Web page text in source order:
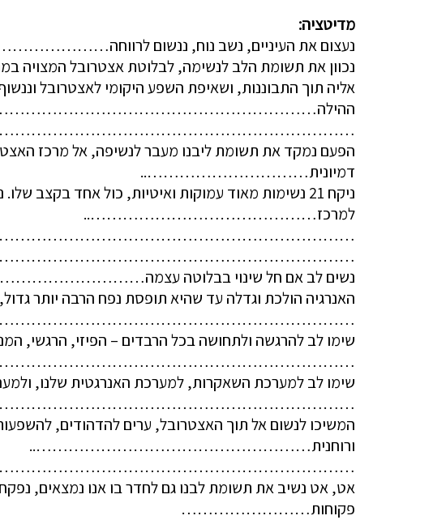
מדיטציה:
נעצום את העיניים, נשב נוח, ננשום
נכוון את תשומת הלב לנשימה, לבלוטת אצטרובל המצויה
אליה תוך התבוננות, ושאיפת השפע היקומי לאצטרובל
הפעם נמקד את תשומת ליבנו מעבר לנשיפה, אל מרכז
דמיונית…………………………..
ניקח 21 נשימות מאוד עמוקות ואיטיות, כול אחד
למרכז……………………………………..
נשים לב אם חל שינוי בבלוטה
האנרגיה הולכת וגדלה עד שהיא תופסת נפח הרבה
שימו לב להרגשה ולתחושה בכל הרבדים – הפיזי, הרגשי,
שימו לב למערכת השאקרות, למערכת האנרגטית שלנו,
המשיכו לנשום אל תוך האצטרובל, ערים להדהודים,
ורוחנית……………………………………………..
אט, אט נשיב את תשומת לבנו גם לחדר בו אנו נמצאים, נפקח
פקוחות……………………